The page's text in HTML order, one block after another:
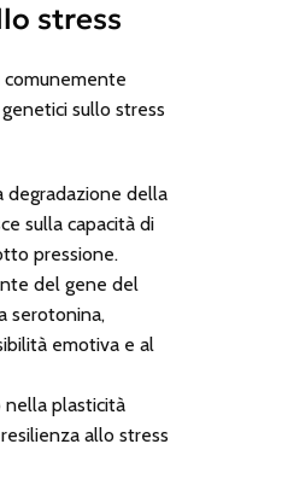
stress
comunemente
sullo stress
degradazione della
sulla capacità di
pressione.
del gene del
serotonina,
emotiva e al
plasticità
allo stress